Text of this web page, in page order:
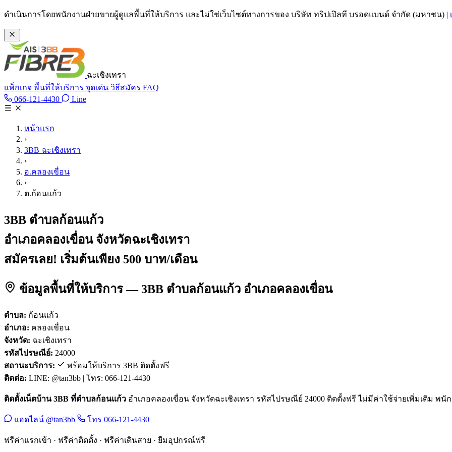
ข้ามไปเนื้อหาหลัก
ดำเนินการโดยพนักงานฝ่ายขายผู้ดูแลพื้นที่ให้บริการ และไม่ใช่เว็บไซต์ทางการของ บริษัท ทริปเปิลที บรอดแบนด์ จำกัด (มหาชน) |
ฉะเชิงเทรา
แพ็กเกจ พื้นที่ให้บริการ จุดเด่น วิธีสมัคร FAQ
066-121-4430 โทร 066-121-4430
LineLine @tan3bb
หน้าแรก
›
3BB ฉะเชิงเทรา
›
อ.คลองเขื่อน
›
ต.ก้อนแก้ว
3BB ตำบลก้อนแก้ว
อำเภอคลองเขื่อน จังหวัดฉะเชิงเทรา
สมัครเลย! เริ่มต้นเพียง 500 บาท/เดือน
ข้อมูลพื้นที่ให้บริการ — 3BB ตำบลก้อนแก้ว อำเภอคลองเขื่อน
ตำบล: ก้อนแก้ว
อำเภอ: คลองเขื่อน
จังหวัด: ฉะเชิงเทรา
รหัสไปรษณีย์: 24000
สถานะบริการ:
พร้อมให้บริการ 3BB ติดตั้งฟรี
ติดต่อ: LINE: @tan3bb | โทร: 066-121-4430
ติดตั้งเน็ตบ้าน 3BB ที่ตำบลก้อนแก้ว อำเภอคลองเขื่อน จังหวัดฉะเชิงเทรา รหัสไปรษณีย์ 24000 ติดตั้งฟรี ไม่มีค่าใช้จ่ายเพิ่มเติม พ
แอดไลน์ @tan3bb โทร 066-121-4430
ฟรีค่าแรกเข้า · ฟรีค่าติดตั้ง · ฟรีค่าเดินสาย · ยืมอุปกรณ์ฟรี